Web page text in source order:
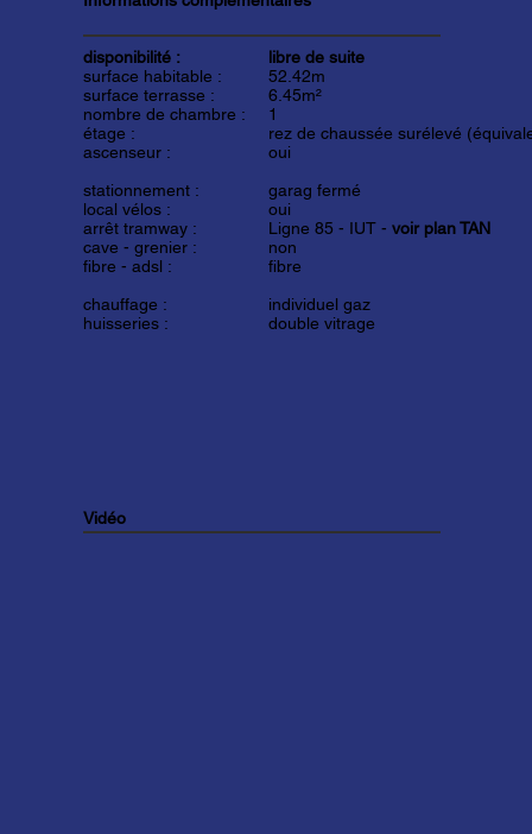
disponibilité :
surface habitable :
surface terrasse :
nombre de chambre :
étage :
ascenseur :
stationnement :
local vélos :
arrêt tramway :
cave - grenier :
fibre - adsl :
chauffage :
huisseries :
libre de suite
52.42m
6.45m²
1
rez de chaussée surélevé
oui
garag fermé
oui
Ligne 85 - IUT - voir plan TAN
non
fibre
individuel gaz
double vitrage
Vidéo